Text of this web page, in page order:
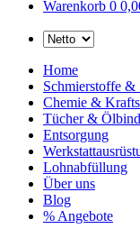
Warenkorb 0
Home
Schmierstoffe &
Chemie &
Tücher &
Entsorgung
Lohnabfüllung
Über uns
Blog
% Angebote